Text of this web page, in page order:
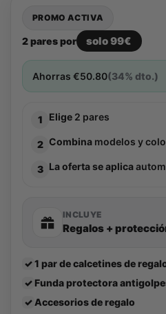
PROMO ACTIVA
2 pares por solo 99€
Ahorras €50.80(34% dto.)
1 Elige 2 pares
2 Combina modelos y
3 La oferta se aplica
INCLUYE
Regalos +
✓1 par de calcetines de
✓ Funda protectora
✓ Accesorios de regalo